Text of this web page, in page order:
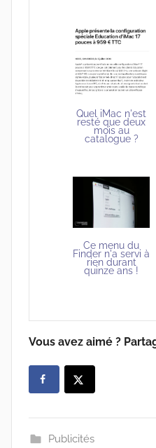
Quel iMac n'est
resté que deux
mois au
catalogue ?
Ce menu du
Finder n'a servi à
rien durant
quinze ans !
Vous avez aimé ?
Publicités